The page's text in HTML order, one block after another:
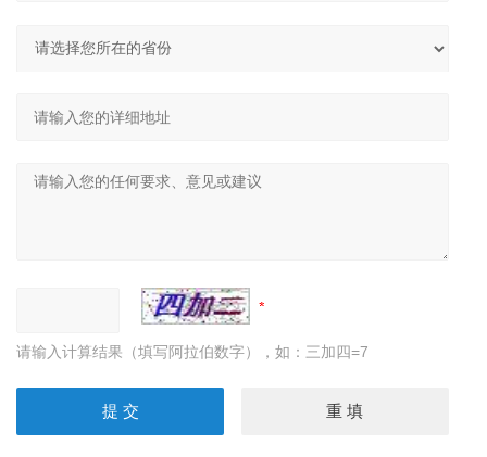
请输入计算结果（填写阿拉伯数字），如：三加四=7